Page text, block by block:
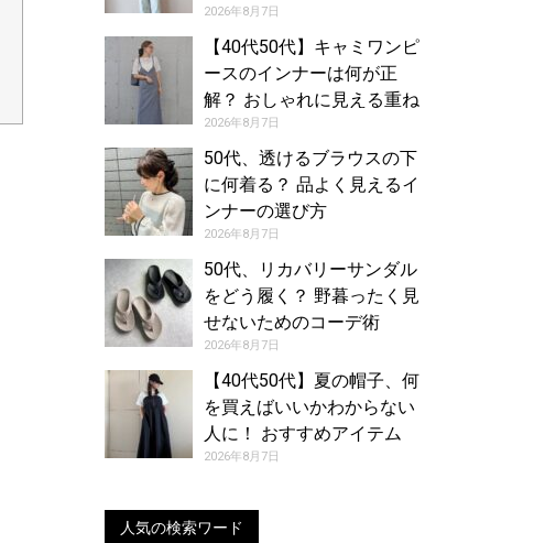
月8日夏】
2026年8月7日
【40代50代】キャミワンピ
ースのインナーは何が正
解？ おしゃれに見える重ね
着コーデカタログ
2026年8月7日
50代、透けるブラウスの下
に何着る？ 品よく見えるイ
ンナーの選び方
2026年8月7日
50代、リカバリーサンダル
をどう履く？ 野暮ったく見
せないためのコーデ術
2026年8月7日
【40代50代】夏の帽子、何
を買えばいいかわからない
人に！ おすすめアイテム
（8/7号）
2026年8月7日
人気の検索ワード